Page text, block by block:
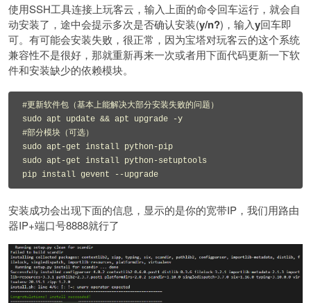
使用SSH工具连接上玩客云，输入上面的命令回车运行，就会自
动安装了，途中会提示多次是否确认安装(y/n?)，输入y回车即
可。有可能会安装失败，很正常，因为宝塔对玩客云的这个系统
兼容性不是很好，那就重新再来一次或者用下面代码更新一下软
件和安装缺少的依赖模块。
#更新软件包（基本上能解决大部分安装失败的问题）
sudo apt update && apt upgrade -y
#部分模块（可选）
sudo apt-get install python-pip
sudo apt-get install python-setuptools
pip install gevent --upgrade
安装成功会出现下面的信息，显示的是你的宽带IP，我们用路由
器IP+端口号8888就行了